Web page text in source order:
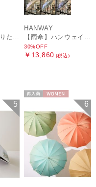
【晴雨兼用 折りたたみ日傘】ハンウェイ（ＨＡＮＷＡＹ）Vestido de frida（べスティード・デ・フリーダ）
HANWAY
【雨傘】ハンウェイ (HANWAY) Lily CJ（リリー・シー・ジェー） 日本製 親骨：51～55cm
30%OFF
￥13,860 (税込)
5 6